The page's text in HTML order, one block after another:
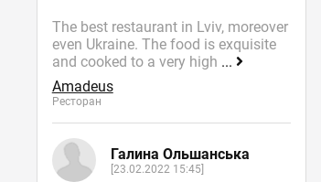
The best restaurant in Lviv, moreover
even Ukraine. The food is exquisite
and cooked to a very high ...
Amadeus
Ресторан
Галина Ольшанська
[23.02.2022 15:45]